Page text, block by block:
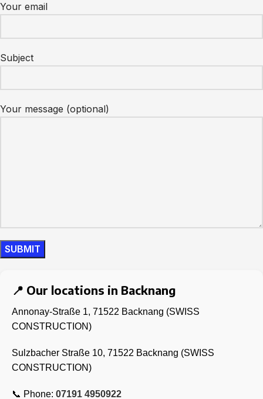
Your email
Subject
Your message (optional)
📍 Our locations in Backnang
Annonay-Straße 1, 71522 Backnang (SWISS
CONSTRUCTION)
Sulzbacher Straße 10, 71522 Backnang (SWISS
CONSTRUCTION)
📞 Phone: 07191 4950922